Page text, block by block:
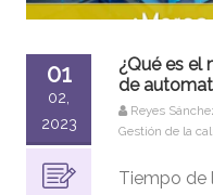
01
02,
2023
¿Qué es el
de
Reyes
Gestión de la
Tiempo de